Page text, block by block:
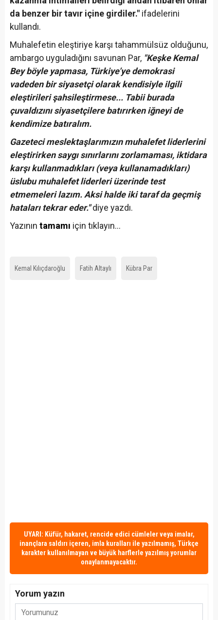
da benzer bir tavır içine girdiler." ifadelerini
kullandı.
Muhalefetin eleştiriye karşı tahammülsüz olduğunu,
ambargo uyguladığını savunan Par, "Keşke Kemal
Bey böyle yapmasa, Türkiye’ye demokrasi
vadeden bir siyasetçi olarak kendisiyle ilgili
eleştirileri şahsileştirmese... Tabii burada
çuvaldızını siyasetçilere batırırken iğneyi de
kendimize batıralım.
Gazeteci meslektaşlarımızın muhalefet liderlerini
eleştirirken saygı sınırlarını zorlamaması, iktidara
karşı kullanmadıkları (veya kullanamadıkları)
üslubu muhalefet liderleri üzerinde test
etmemeleri lazım. Aksi halde iki taraf da geçmiş
hataları tekrar eder."diye yazdı.
Yazının tamamı için tıklayın...
Kemal Kılıçdaroğlu Fatih Altaylı Kübra Par
UYARI: Küfür, hakaret, rencide edici cümleler veya imalar,
inançlara saldırı içeren, imla kuralları ile yazılmamış, Türkçe
karakter kullanılmayan ve büyük harflerle yazılmış yorumlar
onaylanmayacaktır.
Yorum yazın